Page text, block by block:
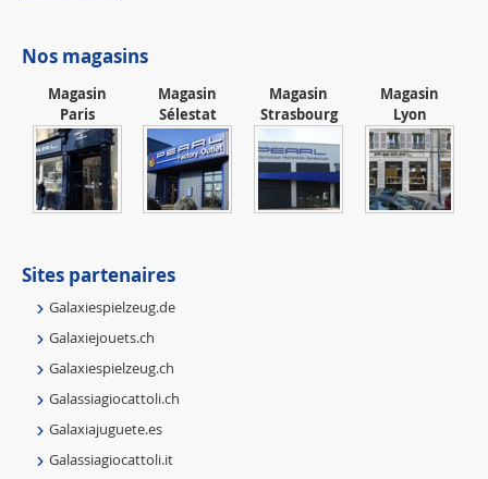
Nos magasins
Magasin
Paris
Magasin
Sélestat
Magasin
Strasbourg
Magasin
Lyon
Sites partenaires
Galaxiespielzeug.de
Galaxiejouets.ch
Galaxiespielzeug.ch
Galassiagiocattoli.ch
Galaxiajuguete.es
Galassiagiocattoli.it